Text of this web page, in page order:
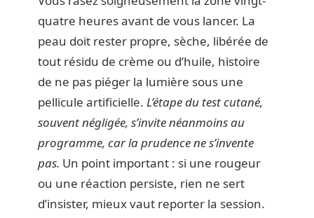
quatre heures avant de vous lancer. La
peau doit rester propre, sèche, libérée de
tout résidu de crème ou d’huile, histoire
de ne pas piéger la lumière sous une
pellicule artificielle. L’étape du test cutané,
souvent négligée, s’invite néanmoins au
programme, car la prudence ne s’invente
pas. Un point important : si une rougeur
ou une réaction persiste, rien ne sert
d’insister, mieux vaut reporter la session.